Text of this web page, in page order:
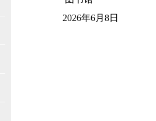
2026年6月 8日